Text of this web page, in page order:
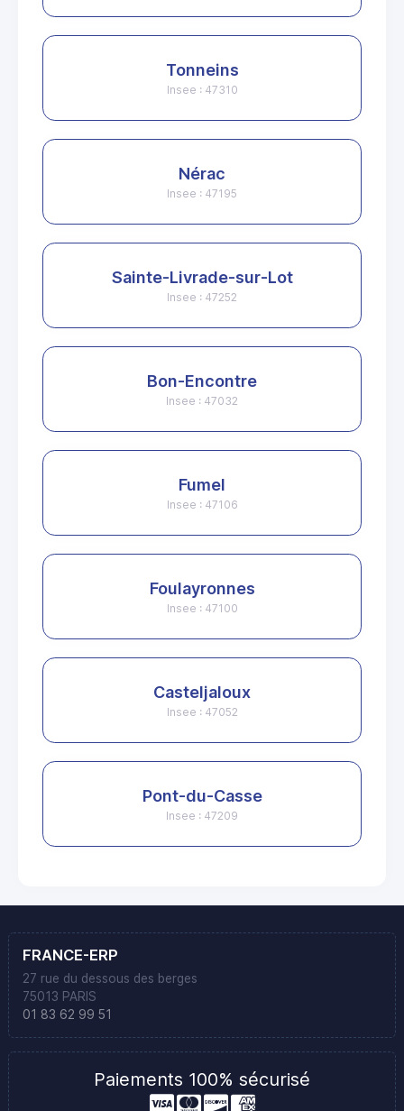
Tonneins
Insee : 47310
Nérac
Insee : 47195
Sainte-Livrade-sur-Lot
Insee : 47252
Bon-Encontre
Insee : 47032
Fumel
Insee : 47106
Foulayronnes
Insee : 47100
Casteljaloux
Insee : 47052
Pont-du-Casse
Insee : 47209
FRANCE-ERP
27 rue du dessous des berges
75013 PARIS
01 83 62 99 51
Paiements 100% sécurisé